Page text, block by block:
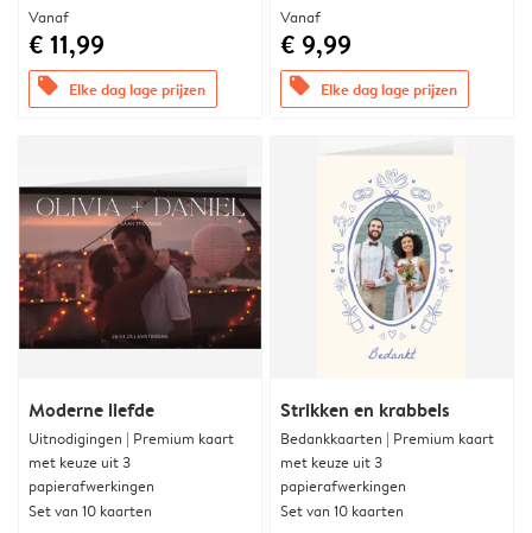
Vanaf
€ 11,99
offers Elke dag lage prijzen
Vanaf
€ 9,99
offers Elke dag lage prijzen
Moderne liefde
Uitnodigingen | Premium kaart
met keuze uit 3
papierafwerkingen
Set van 10 kaarten
Strikken en krabbels
Bedankkaarten | Premium kaart
met keuze uit 3
papierafwerkingen
Set van 10 kaarten